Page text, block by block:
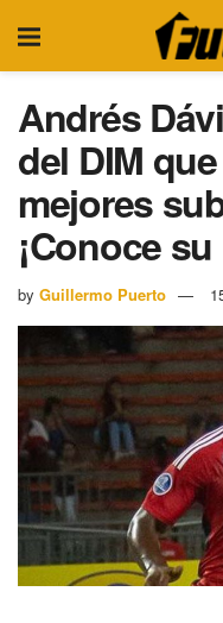
Andrés
del DIM
mejores
¡Conoce
by Guillermo Puerto